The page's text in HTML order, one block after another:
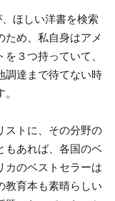
ほしい洋書を検索
ため、私自身はアメ
３つ持っていて、
調達まで待てない時
ストに、その分野の
もあれば、各国のベ
カのベストセラーは
教育本も素晴らしい